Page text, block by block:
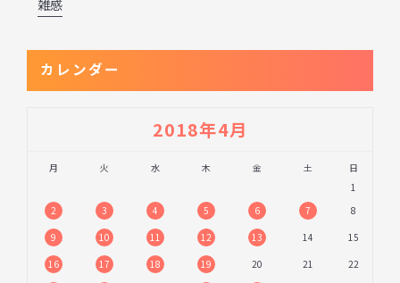
雑感
カレンダー
2018年4月
月 火 水 木 金 土
日
1
2
3 4 5 6 7
8
9
10 11 12 13 14
15
16
17 18 19 20 21
22